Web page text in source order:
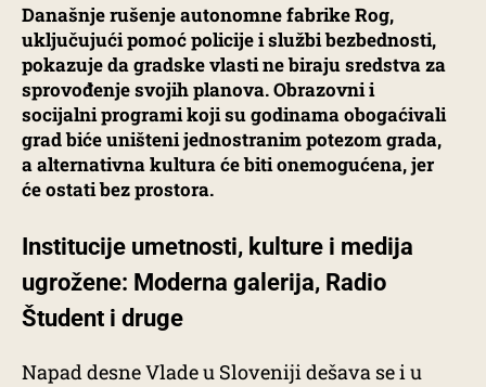
Današnje rušenje autonomne fabrike Rog,
uključujući pomoć policije i službi bezbednosti,
pokazuje da gradske vlasti ne biraju sredstva za
sprovođenje svojih planova. Obrazovni i
socijalni programi koji su godinama obogaćivali
grad biće uništeni jednostranim potezom grada,
a alternativna kultura će biti onemogućena, jer
će ostati bez prostora.
Institucije umetnosti, kulture i medija
ugrožene: Moderna galerija, Radio
Študent i druge
Napad desne Vlade u Sloveniji dešava se i u